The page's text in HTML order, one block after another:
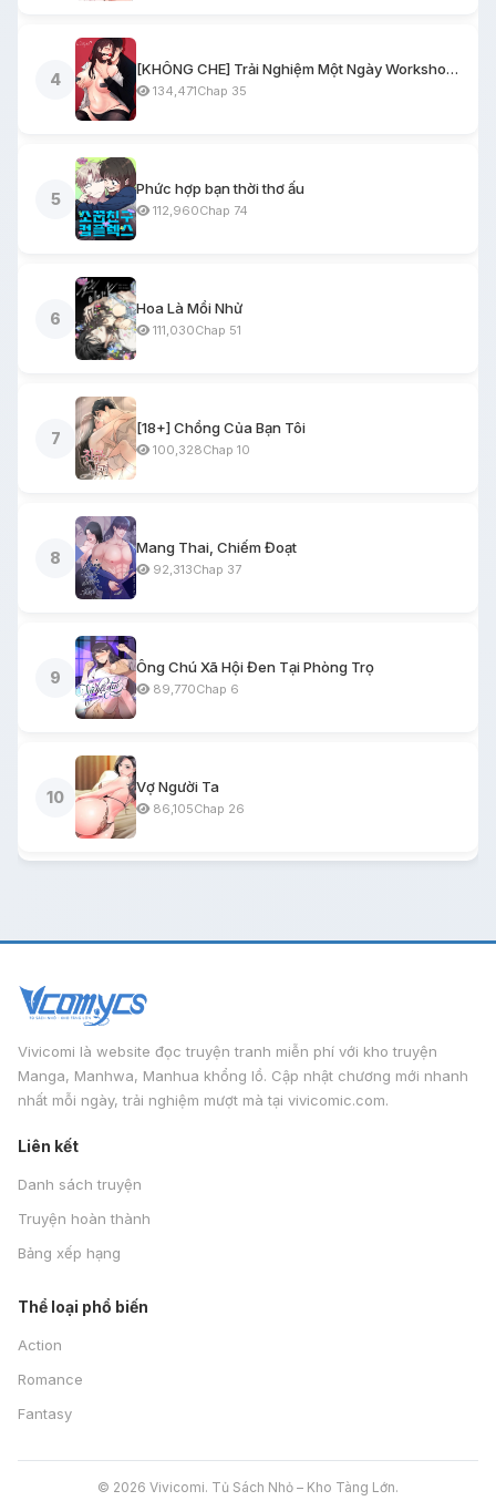
4
[KHÔNG CHE] Trải Nghiệm Một Ngày Workshop BDSM
134,471Chap 35
5
Phức hợp bạn thời thơ ấu
112,960Chap 74
6
Hoa Là Mồi Nhử
111,030Chap 51
7
[18+] Chồng Của Bạn Tôi
100,328Chap 10
8
Mang Thai, Chiếm Đoạt
92,313Chap 37
9
Ông Chú Xã Hội Đen Tại Phòng Trọ
89,770Chap 6
10
Vợ Người Ta
86,105Chap 26
Vivicomi là website đọc truyện tranh miễn phí với kho truyện
Manga, Manhwa, Manhua khổng lồ. Cập nhật chương mới nhanh
nhất mỗi ngày, trải nghiệm mượt mà tại vivicomic.com.
Liên kết
Danh sách truyện
Truyện hoàn thành
Bảng xếp hạng
Thể loại phổ biến
Action
Romance
Fantasy
© 2026 Vivicomi. Tủ Sách Nhỏ – Kho Tàng Lớn.